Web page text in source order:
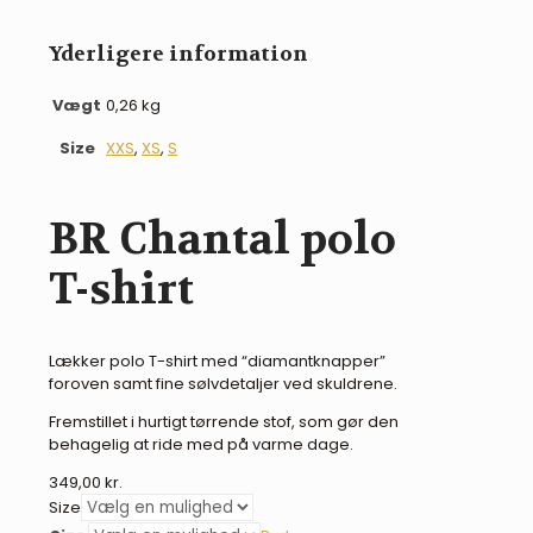
Yderligere information
Vægt 0,26 kg
Size XXS, XS, S
BR Chantal polo
T-shirt
Lækker polo T-shirt med “diamantknapper”
foroven samt fine sølvdetaljer ved skuldrene.
Fremstillet i hurtigt tørrende stof, som gør den
behagelig at ride med på varme dage.
349,00 kr.
Size